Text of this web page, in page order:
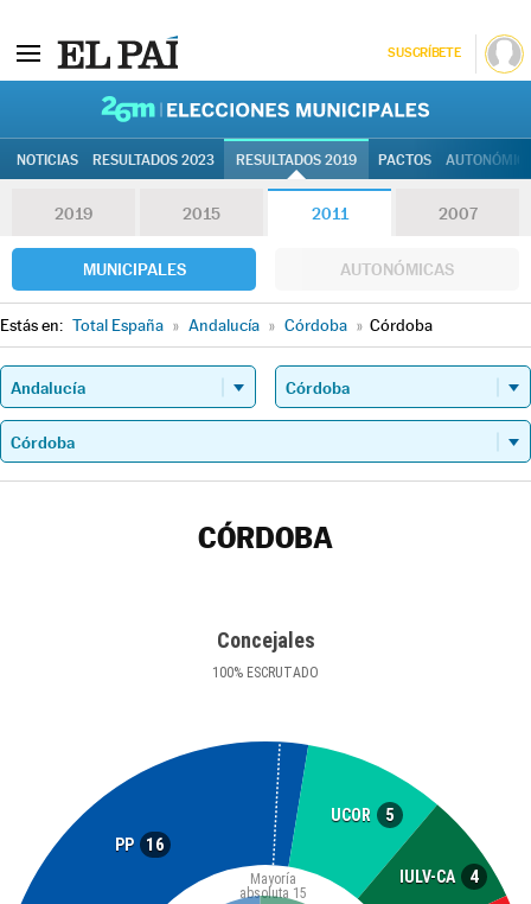
SUSCRÍBETE
NOTICIAS RESULTADOS 2023 RESULTADOS 2019 PACTOS
2019 2015 2011 2007
MUNICIPALES AUTONÓMICAS
Estás en: Total España » Andalucía » Córdoba » Córdoba
CÓRDOBA
Concejales
100% ESCRUTADO
PP 16
UCOR 5
IULV-CA 4
Mayoría
absoluta 15